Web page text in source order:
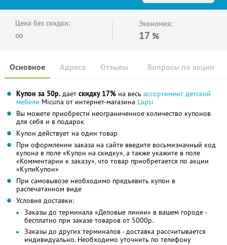
Цена без скидки:
∞
Экономия:
17 %
Основное Отзывы Вопросы по акции
Адреса
Купон за 50р. дает скидку 17% на весь ассортимент детской
мебели Micuna от интернет-магазина Lapsi
Вы можете приобрести неограниченное количество купонов
для себя и в подарок
Купон действует на один товар
При оформлении заказа на сайте введите восьмизначный код
купона в поле «Купон на скидку», а также укажите в поле
«Комментарии к заказу», что товар приобретается по акции
«КупиКупон»
При самовывозе необходимо предъявить купон в
распечатанном виде
Условия доставки:
Заказы до терминала «Деловые линии» в вашем городе -
бесплатно при заказе товаров от 5000р.
Заказы до других терминалов - доставка рассчитывается
индивидуально. Необходимо уточнить по телефону